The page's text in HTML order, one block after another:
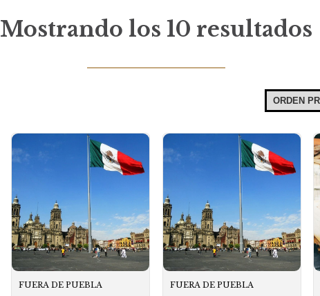
Mostrando los 10 resultados
FUERA DE PUEBLA FUERA DE PUEBLA